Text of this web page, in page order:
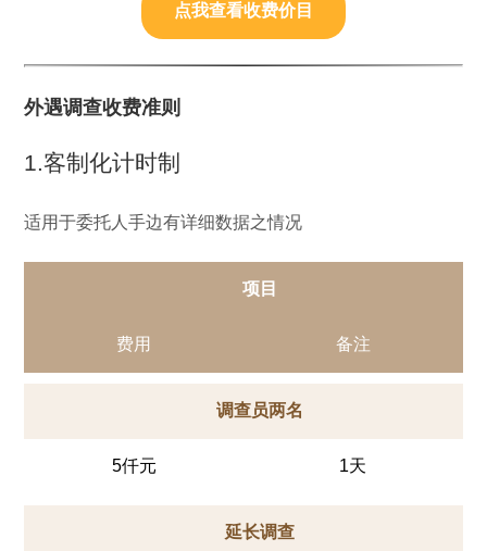
点我查看收费价目
外遇调查收费准则
1.客制化计时制
适用于委托人手边有详细数据之情况
项目
费用 备注
调查员两名
5仟元 1天
延长调查